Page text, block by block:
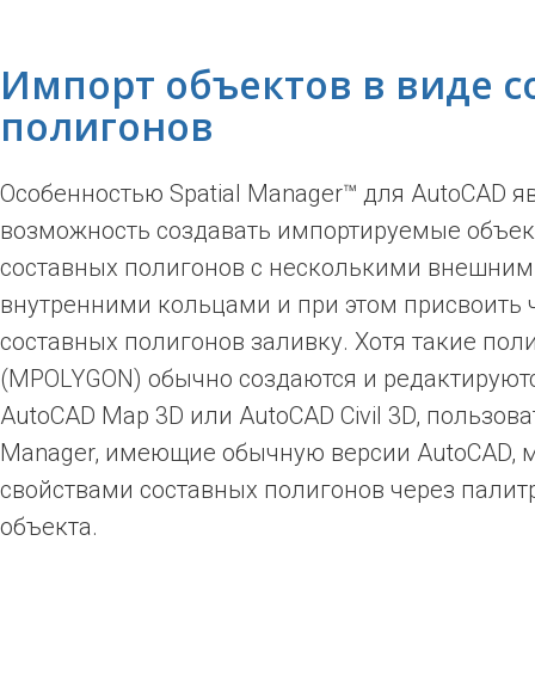
Импорт объектов в виде
полигонов
Особенностью Spatial Manager™ для AutoCAD
возможность создавать импортируемые
составных полигонов с несколькими
внутренними кольцами и при этом присвоить
составных полигонов заливку. Хотя такие
(MPOLYGON) обычно создаются и
AutoCAD Map 3D или AutoCAD Civil 3D,
Manager, имеющие обычную версии AutoCAD,
свойствами составных полигонов через
объекта.